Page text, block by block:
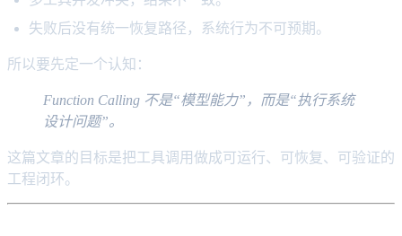
失败后没有统一恢复路径，系统行为不可预期。
所以要先定一个认知：
Function Calling 不是“模型能力”，而是“执行系统
设计问题”。
这篇文章的目标是把工具调用做成可运行、可恢复、可验证的
工程闭环。